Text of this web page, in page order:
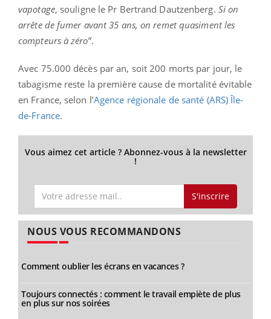
vapotage, souligne le Pr Bertrand Dautzenberg. Si on
arrête de fumer avant 35 ans, on remet quasiment les
compteurs à zéro”.
Avec 75.000 décès par an, soit 200 morts par jour, le
tabagisme reste la première cause de mortalité évitable
en France, selon l’Agence régionale de santé (ARS) Île-
de-France.
Vous aimez cet article ? Abonnez-vous à la newsletter
!
S'inscrire
NOUS VOUS RECOMMANDONS
Comment oublier les écrans en vacances ?
Toujours connectés : comment le travail empiète de plus
en plus sur nos soirées